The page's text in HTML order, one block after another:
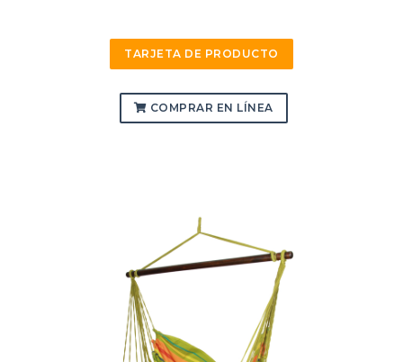
TARJETA DE PRODUCTO
COMPRAR EN LÍNEA